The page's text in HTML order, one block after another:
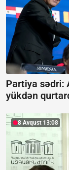
Partiya sədri:
yükdən
8 Avqust 13:08